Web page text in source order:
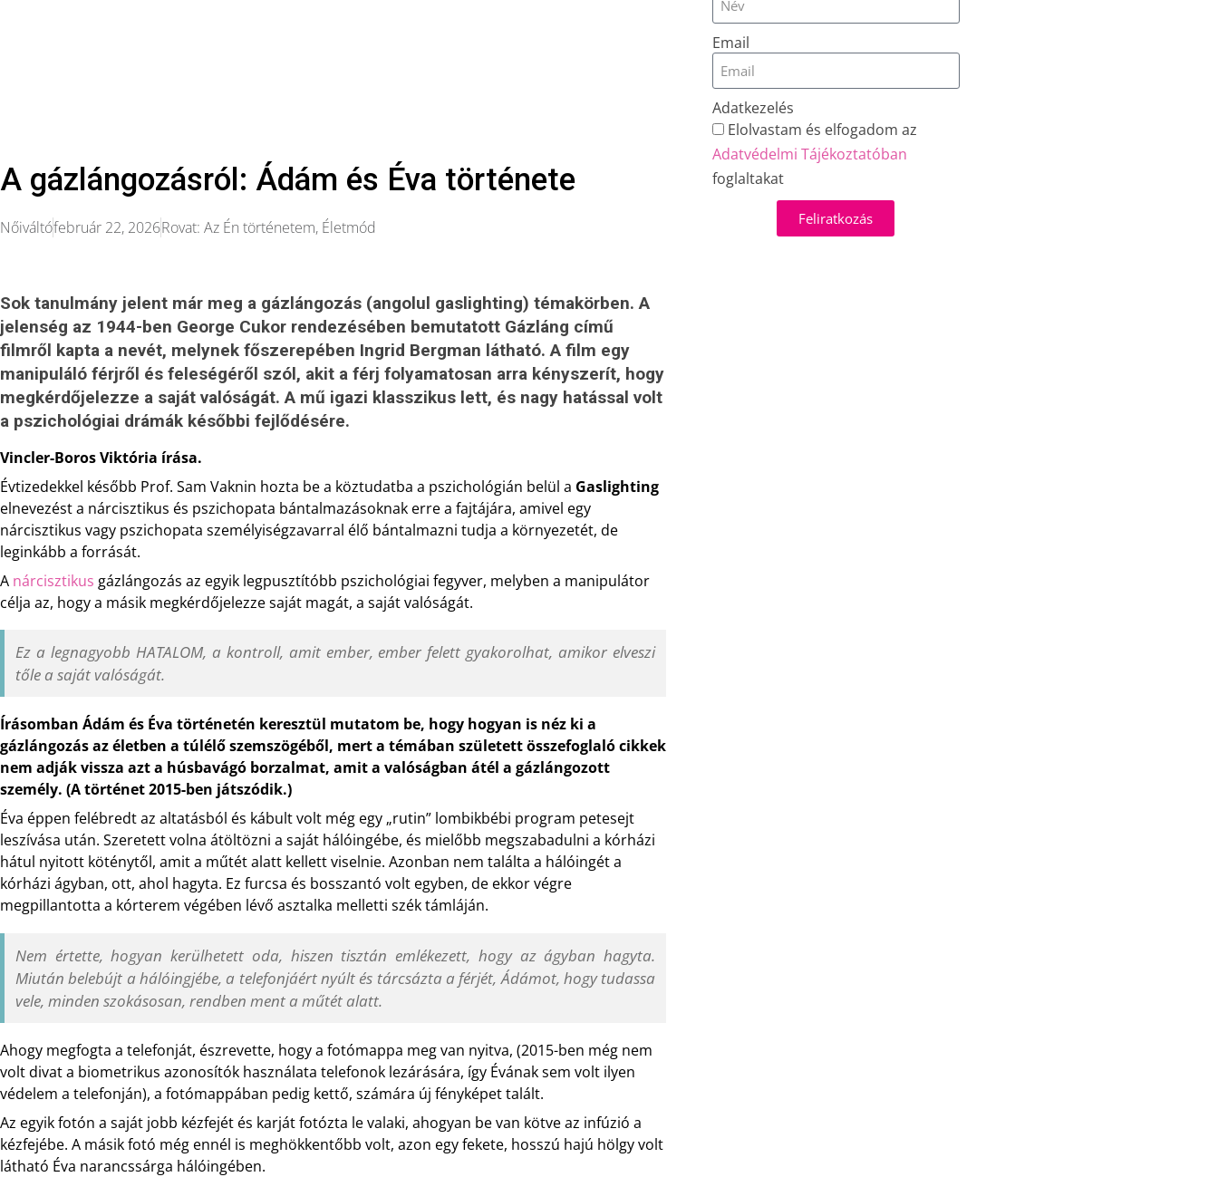
A gázlángozásról: Ádám és Éva története
Nőiváltófebruár 22, 2026Rovat: Az Én történetem, Életmód
Sok tanulmány jelent már meg a gázlángozás (angolul gaslighting) témakörben. A
jelenség az 1944-ben George Cukor rendezésében bemutatott Gázláng című
filmről kapta a nevét, melynek főszerepében Ingrid Bergman látható. A film egy
manipuláló férjről és feleségéről szól, akit a férj folyamatosan arra kényszerít, hogy
megkérdőjelezze a saját valóságát. A mű igazi klasszikus lett, és nagy hatással volt
a pszichológiai drámák későbbi fejlődésére.
Vincler-Boros Viktória írása.
Évtizedekkel később Prof. Sam Vaknin hozta be a köztudatba a pszichológián belül a Gaslighting
elnevezést a nárcisztikus és pszichopata bántalmazásoknak erre a fajtájára, amivel egy
nárcisztikus vagy pszichopata személyiségzavarral élő bántalmazni tudja a környezetét, de
leginkább a forrását.
A nárcisztikus gázlángozás az egyik legpusztítóbb pszichológiai fegyver, melyben a manipulátor
célja az, hogy a másik megkérdőjelezze saját magát, a saját valóságát.
Ez a legnagyobb HATALOM, a kontroll, amit ember, ember felett gyakorolhat, amikor elveszi
tőle a saját valóságát.
Írásomban Ádám és Éva történetén keresztül mutatom be, hogy hogyan is néz ki a
gázlángozás az életben a túlélő szemszögéből, mert a témában született összefoglaló cikkek
nem adják vissza azt a húsbavágó borzalmat, amit a valóságban átél a gázlángozott
személy. (A történet 2015-ben játszódik.)
Éva éppen felébredt az altatásból és kábult volt még egy „rutin” lombikbébi program petesejt
leszívása után. Szeretett volna átöltözni a saját hálóingébe, és mielőbb megszabadulni a kórházi
hátul nyitott köténytől, amit a műtét alatt kellett viselnie. Azonban nem találta a hálóingét a
kórházi ágyban, ott, ahol hagyta. Ez furcsa és bosszantó volt egyben, de ekkor végre
megpillantotta a kórterem végében lévő asztalka melletti szék támláján.
Nem értette, hogyan kerülhetett oda, hiszen tisztán emlékezett, hogy az ágyban hagyta.
Miután belebújt a hálóingjébe, a telefonjáért nyúlt és tárcsázta a férjét, Ádámot, hogy tudassa
vele, minden szokásosan, rendben ment a műtét alatt.
Ahogy megfogta a telefonját, észrevette, hogy a fotómappa meg van nyitva, (2015-ben még nem
volt divat a biometrikus azonosítók használata telefonok lezárására, így Évának sem volt ilyen
védelem a telefonján), a fotómappában pedig kettő, számára új fényképet talált.
Az egyik fotón a saját jobb kézfejét és karját fotózta le valaki, ahogyan be van kötve az infúzió a
kézfejébe. A másik fotó még ennél is meghökkentőbb volt, azon egy fekete, hosszú hajú hölgy volt
látható Éva narancssárga hálóingében.
Email
Adatkezelés
Elolvastam és elfogadom az
Adatvédelmi Tájékoztatóban
foglaltakat
Feliratkozás